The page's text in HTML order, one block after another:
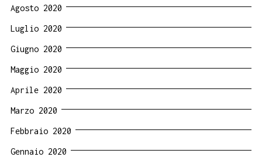
Agosto 2020
Luglio 2020
Giugno 2020
Maggio 2020
Aprile 2020
Marzo 2020
Febbraio 2020
Gennaio 2020